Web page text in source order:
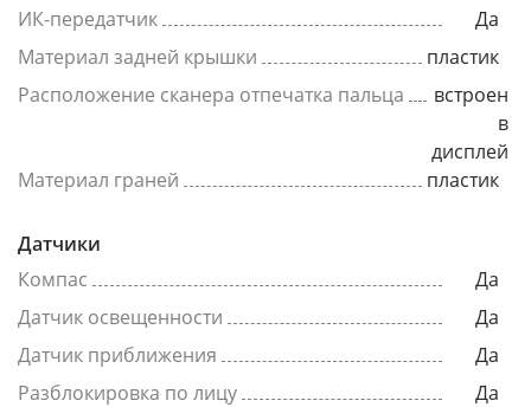
ИК-передатчик
Да
Материал задней крышки
пластик
Расположение сканера отпечатка пальца
встроен
в
дисплей
Материал граней
пластик
Датчики
Компас
Да
Датчик освещенности
Да
Датчик приближения
Да
Разблокировка по лицу
Да